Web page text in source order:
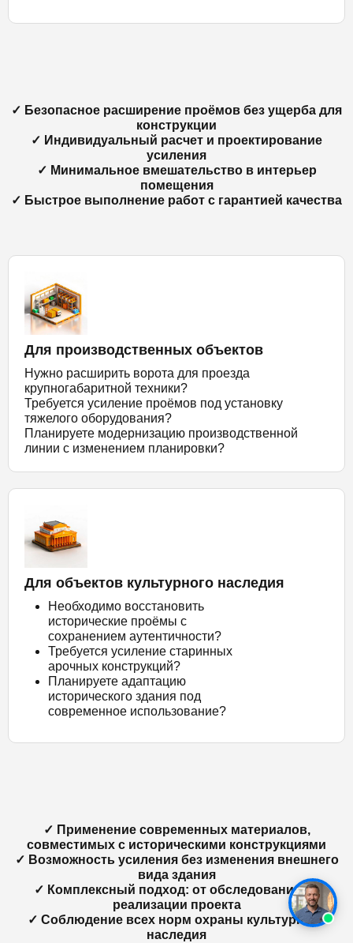
✓ Безопасное расширение проёмов без ущерба для
конструкции
✓ Индивидуальный расчет и проектирование
усиления
✓ Минимальное вмешательство в интерьер
помещения
✓ Быстрое выполнение работ с гарантией качества
Для производственных объектов
Нужно расширить ворота для проезда
крупногабаритной техники?
Требуется усиление проёмов под установку
тяжелого оборудования?
Планируете модернизацию производственной
линии с изменением планировки?
Для объектов культурного наследия
Необходимо восстановить
исторические проёмы с
сохранением аутентичности?
Требуется усиление старинных
арочных конструкций?
Планируете адаптацию
исторического здания под
современное использование?
✓ Применение современных материалов,
совместимых с историческими конструкциями
✓ Возможность усиления без изменения внешнего
вида здания
✓ Комплексный подход: от обследования до
реализации проекта
✓ Соблюдение всех норм охраны культурного
наследия